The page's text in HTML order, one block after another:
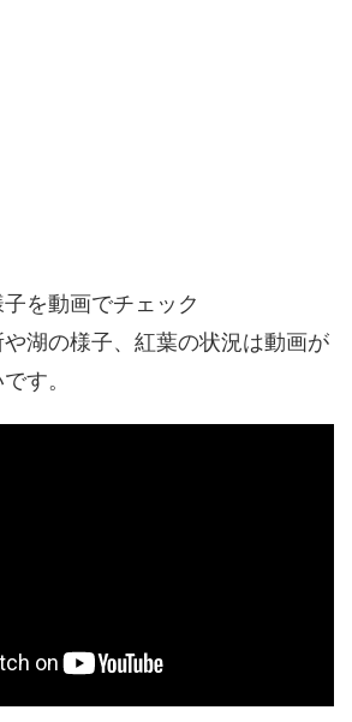
を動画でチェック
湖の様子、紅葉の状況は動画が
す。